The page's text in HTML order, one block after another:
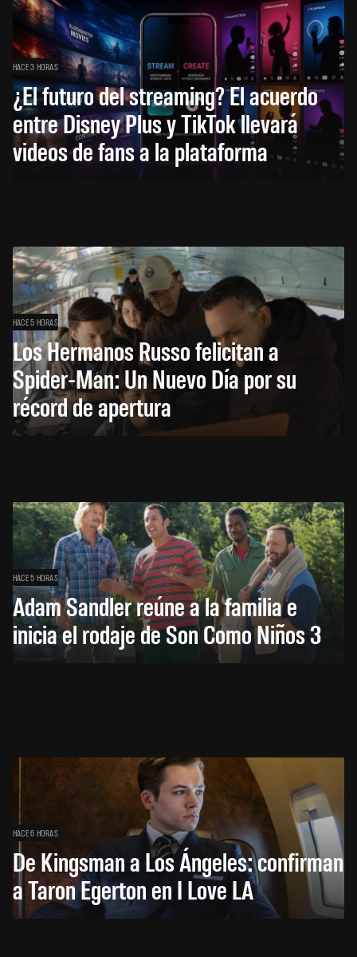
HACE 3 HORAS
¿El futuro del streaming? El acuerdo
entre Disney Plus y TikTok llevará
videos de fans a la plataforma
HACE 5 HORAS
Los Hermanos Russo felicitan a
Spider-Man: Un Nuevo Día por su
récord de apertura
HACE 5 HORAS
Adam Sandler reúne a la familia e
inicia el rodaje de Son Como Niños 3
HACE 6 HORAS
De Kingsman a Los Ángeles: confirman
a Taron Egerton en I Love LA